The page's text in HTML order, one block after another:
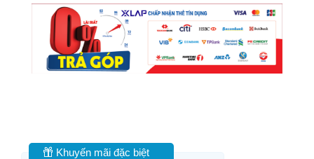
Khuyến mãi đặc biệt